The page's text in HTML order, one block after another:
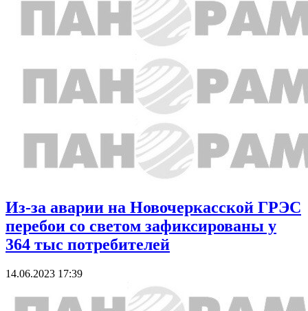
Из-за аварии на Новочеркасской ГРЭС
перебои со светом зафиксированы у
364 тыс потребителей
14.06.2023 17:39